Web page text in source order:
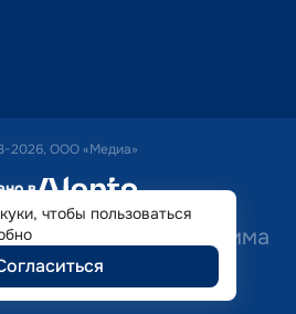
2026, ООО «Медиа»
в alente
Необходима
специалиста.
чтобы пользоваться